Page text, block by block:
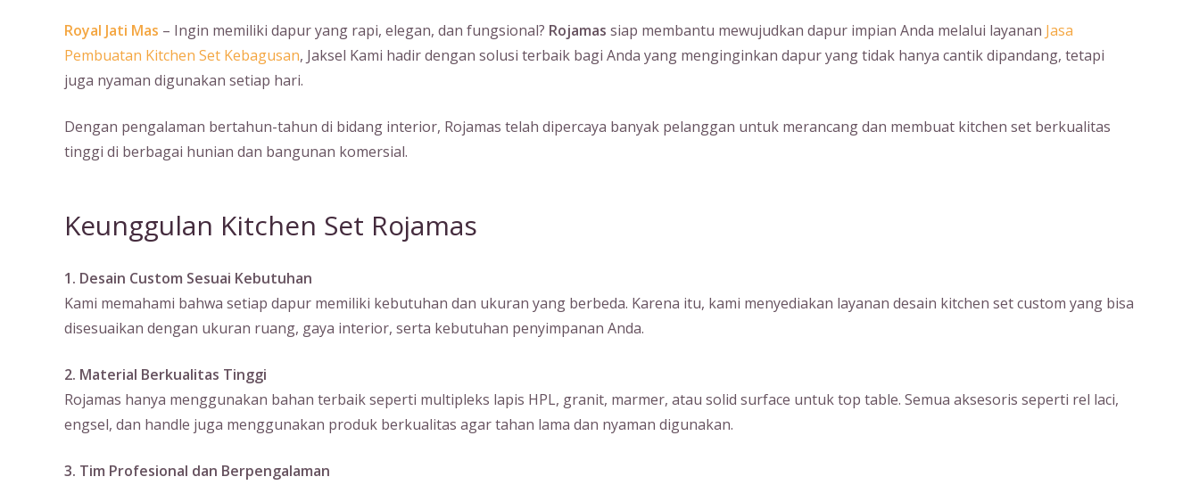
Royal Jati Mas – Ingin memiliki dapur yang rapi, elegan, dan fungsional? Rojamas siap membantu mewujudkan dapur impian Anda melalui layanan Jasa
Pembuatan Kitchen Set Kebagusan, Jaksel Kami hadir dengan solusi terbaik bagi Anda yang menginginkan dapur yang tidak hanya cantik dipandang, tetapi
juga nyaman digunakan setiap hari.
Dengan pengalaman bertahun-tahun di bidang interior, Rojamas telah dipercaya banyak pelanggan untuk merancang dan membuat kitchen set berkualitas
tinggi di berbagai hunian dan bangunan komersial.
Keunggulan Kitchen Set Rojamas
1. Desain Custom Sesuai Kebutuhan
Kami memahami bahwa setiap dapur memiliki kebutuhan dan ukuran yang berbeda. Karena itu, kami menyediakan layanan desain kitchen set custom yang bisa
disesuaikan dengan ukuran ruang, gaya interior, serta kebutuhan penyimpanan Anda.
2. Material Berkualitas Tinggi
Rojamas hanya menggunakan bahan terbaik seperti multipleks lapis HPL, granit, marmer, atau solid surface untuk top table. Semua aksesoris seperti rel laci,
engsel, dan handle juga menggunakan produk berkualitas agar tahan lama dan nyaman digunakan.
3. Tim Profesional dan Berpengalaman